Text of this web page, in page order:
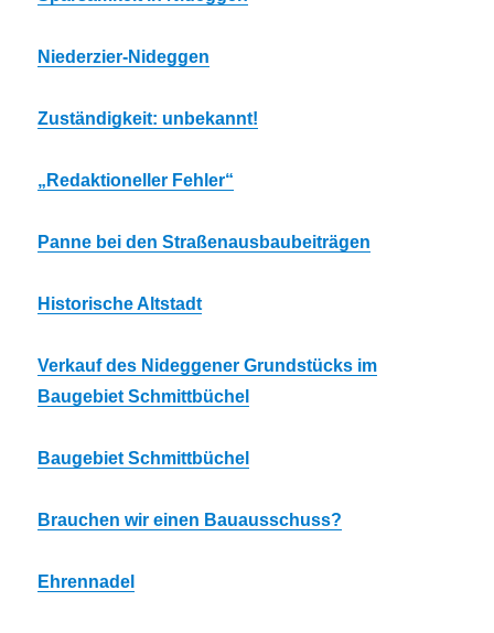
Niederzier-Nideggen
Zuständigkeit: unbekannt!
„Redaktioneller Fehler“
Panne bei den Straßenausbaubeiträgen
Historische Altstadt
Verkauf des Nideggener Grundstücks im
Baugebiet Schmittbüchel
Baugebiet Schmittbüchel
Brauchen wir einen Bauausschuss?
Ehrennadel